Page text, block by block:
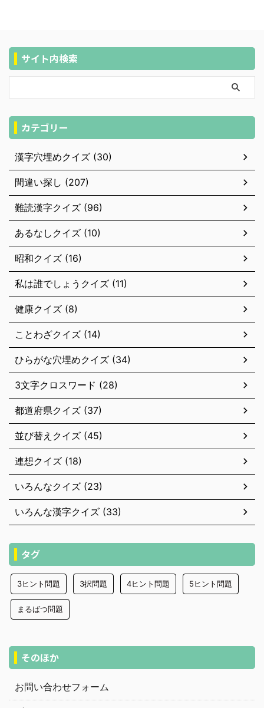
サイト内検索
カテゴリー
漢字穴埋めクイズ (30)
間違い探し (207)
難読漢字クイズ (96)
あるなしクイズ (10)
昭和クイズ (16)
私は誰でしょうクイズ (11)
健康クイズ (8)
ことわざクイズ (14)
ひらがな穴埋めクイズ (34)
3文字クロスワード (28)
都道府県クイズ (37)
並び替えクイズ (45)
連想クイズ (18)
いろんなクイズ (23)
いろんな漢字クイズ (33)
タグ
3ヒント問題 3択問題 4ヒント問題 5ヒント問題
まるばつ問題
そのほか
お問い合わせフォーム